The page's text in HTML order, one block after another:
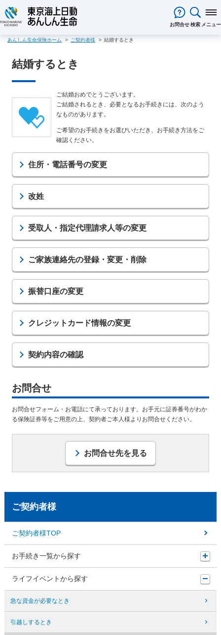
お問合せ検索 メニュー
保険をお考えのお客様TOPへ
インターネットでご加入いただけ
る保険商品
法人向け保険商品
ご相談・ご契約の流れ
メディカルＫｉｔ ＮＥＯ
メディカルＫｉｔ Ｒ
あんしん治療サポート保険
メディカルＫｉｔエール
がん保険
死亡保険（終身保険・定期保険）
長生き支援終身
あんしん定期エール
あんしん終身エール
あんしん夢終身
定期保険
家計保障・就業不能保障
家計保障定期保険ＮＥＯ
あんしん就業不能保障保険
介護年金保険
こども保険
5年ごと利差配当付こども保険
個人年金保険
個人年金保険
変額保険
マーケットリンク
ご契約者様TOPへ
東京海上日動マイページのご案内
「ワンタイム手続き」のご案内
重要なお知らせ
保険金・給付金・満期金・年金等
の請求
契約内容／登録情報の確認・変更
契約者貸付の利用・返済
保障内容の見直し・契約の解約
保険料支払方法の変更
保険証券・控除証明書の発行・再
変額保険・変額年金保険固有のお
総合福祉団体定期保険のお手続き
ライフイベントごとのお手続き
急な資金が必要なとき
引越しするとき
結婚するとき
海外渡航するとき
確定申告・年末調整するとき
子どもが生まれるとき
転職・退職するとき
離婚するとき
法人のお客様
法人のお客様TOPへ
企業のライフステージごとに必要
な準備とは？
従業員の皆様向け商品
あんしん生命について
あんしん生命についてTOPへ
東京海上グループについて
会社情報
お客様本位の業務運営方針
声）
お客様をがんからお守りする運動
採用情報
保険金等の適切なお支払いに向け
あんしん解体新書
ライフパートナー
資料請求
お問い合わせ
よくある質問
保険用語集
東京海上ホールディングス
あんしん生命保険ホーム ご契約者様 結婚するとき
結婚するとき
ご結婚おめでとうございます。
ご結婚されるとき、必要となるお手続きには、次のよう
なものがあります。
ご希望のお手続きをお選びいただき、お手続き方法をご
確認ください。
住所・電話番号の変更
改姓
受取人・指定代理請求人等の変更
ご家族連絡先の登録・変更・削除
振替口座の変更
クレジットカード情報の変更
契約内容の確認
お問合せ
お問合せフォーム・お電話にて承っております。お手元に証券番号がわか
る保険証券等をご用意の上、契約者ご本人様よりお問合せください。
お問合せ先を見る
ご契約者様
ご契約者様TOP
お手続き一覧から探す
ライフイベントから探す
急な資金が必要なとき
引越しするとき